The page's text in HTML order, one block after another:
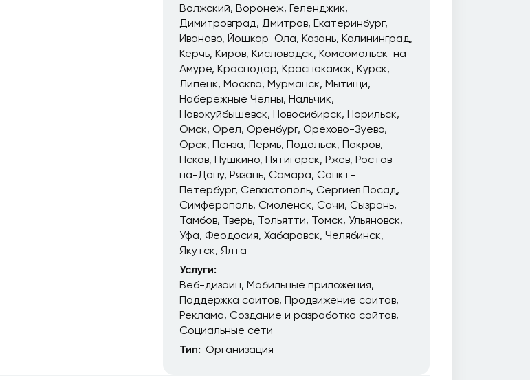
Волжский Воронеж Геленджик
Димитровград
Дмитров Екатеринбург
Иваново Йошкар-Ола Казань Калининград
Керчь Киров Кисловодск Комсомольск-на-
Амуре Краснодар Краснокамск Курск
Липецк Москва Мурманск Мытищи
Набережные Челны Нальчик
Новокуйбышевск Новосибирск Норильск
Омск Орел Оренбург Орехово-Зуево
Орск Пенза Пермь Подольск Покров
Псков Пушкино Пятигорск Ржев Ростов-
на-Дону Рязань Самара Санкт-
Петербург Севастополь Сергиев Посад
Симферополь Смоленск Сочи Сызрань
Тамбов Тверь Тольятти Томск Ульяновск
Уфа Феодосия Хабаровск Челябинск
Якутск Ялта
Услуги:
Веб-дизайн Мобильные приложения
Поддержка сайтов Продвижение сайтов
Реклама Создание и разработка сайтов
Социальные сети
Тип: Организация